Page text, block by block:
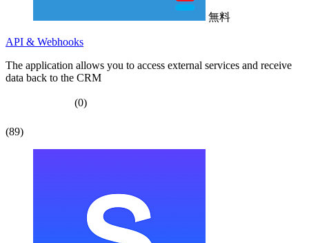
無料
API & Webhooks
The application allows you to access external services and receive
data back to the CRM
(0)
(89)